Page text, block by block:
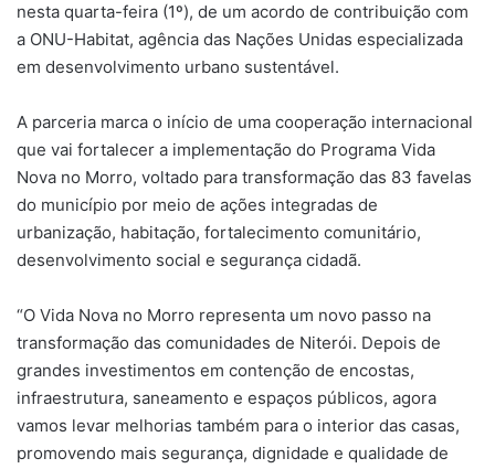
nesta quarta-feira (1º), de um acordo de contribuição com
a ONU-Habitat, agência das Nações Unidas especializada
em desenvolvimento urbano sustentável.
A parceria marca o início de uma cooperação internacional
que vai fortalecer a implementação do Programa Vida
Nova no Morro, voltado para transformação das 83 favelas
do município por meio de ações integradas de
urbanização, habitação, fortalecimento comunitário,
desenvolvimento social e segurança cidadã.
“O Vida Nova no Morro representa um novo passo na
transformação das comunidades de Niterói. Depois de
grandes investimentos em contenção de encostas,
infraestrutura, saneamento e espaços públicos, agora
vamos levar melhorias também para o interior das casas,
promovendo mais segurança, dignidade e qualidade de